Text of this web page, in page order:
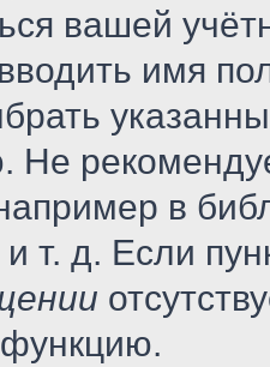
вашей
имя
Не
в
т. д. Если